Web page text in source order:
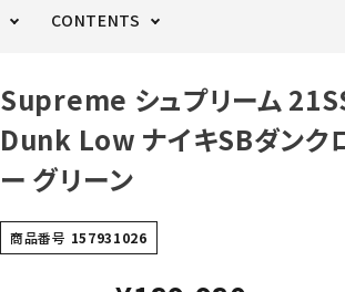
CONTENTS
Supreme シュプリーム
Dunk Low ナイキSBダンク
ー グリーン
商品番号 157931026